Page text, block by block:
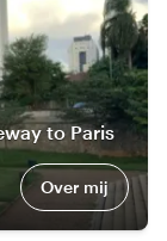
to Paris
Over mij